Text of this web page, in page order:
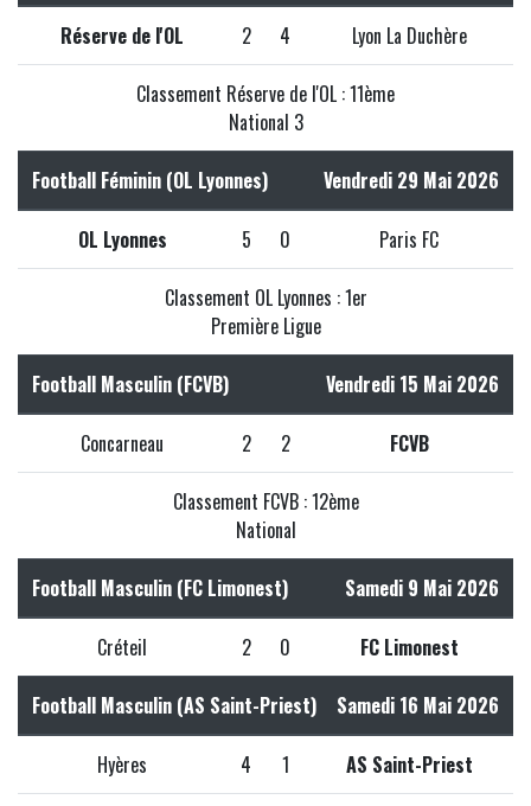
Réserve de l'OL 2 4 Lyon La Duchère
Classement Réserve de l'OL : 11ème
National 3
Football Féminin (OL Lyonnes) Vendredi 29 Mai 2026
OL Lyonnes 5 0 Paris FC
Classement OL Lyonnes : 1er
Première Ligue
Football Masculin (FCVB) Vendredi 15 Mai 2026
Concarneau 2 2 FCVB
Classement FCVB : 12ème
National
Football Masculin (FC Limonest) Samedi 9 Mai 2026
Créteil 2 0 FC Limonest
Football Masculin (AS Saint-Priest) Samedi 16 Mai 2026
Hyères 4 1 AS Saint-Priest